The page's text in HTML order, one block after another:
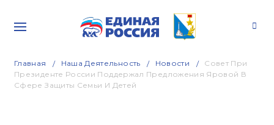
Главная Наша Деятельность Новости
Совет При
Президенте России Поддержал Предложения Яровой В
Сфере Защиты Семьи И Детей